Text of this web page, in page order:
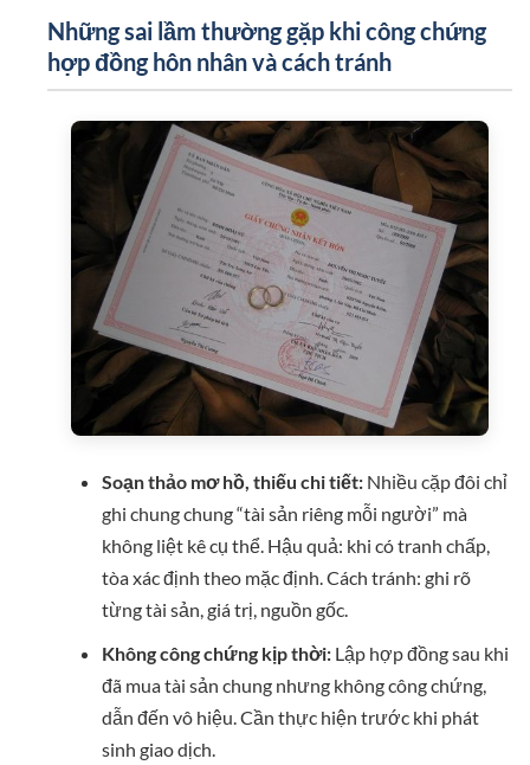
Những sai lầm thường gặp khi công chứng
hợp đồng hôn nhân và cách tránh
Soạn thảo mơ hồ, thiếu chi tiết:Nhiều cặp đôi chỉ
ghi chung chung “tài sản riêng mỗi người” mà
không liệt kê cụ thể. Hậu quả: khi có tranh chấp,
tòa xác định theo mặc định. Cách tránh: ghi rõ
từng tài sản, giá trị, nguồn gốc.
Không công chứng kịp thời:Lập hợp đồng sau khi
đã mua tài sản chung nhưng không công chứng,
dẫn đến vô hiệu. Cần thực hiện trước khi phát
sinh giao dịch.